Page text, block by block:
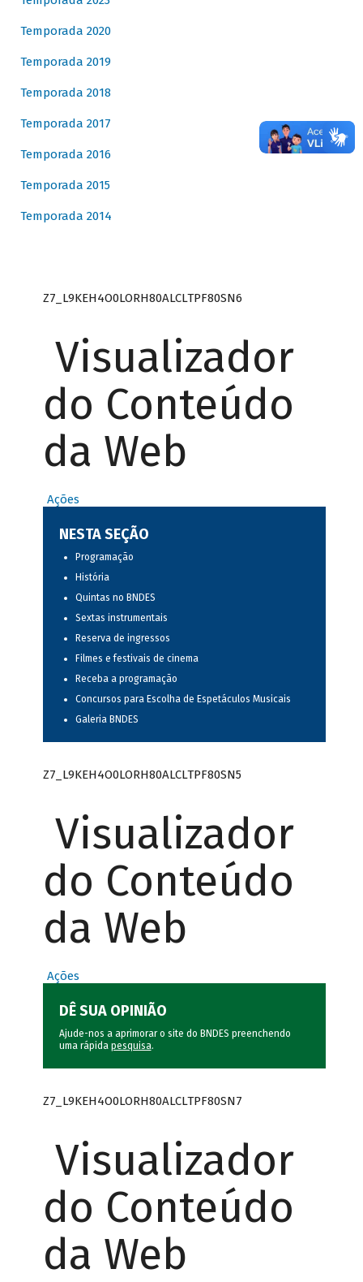
Temporada 2020
Temporada 2019
Temporada 2018
Temporada 2017
Temporada 2016
Temporada 2015
Temporada 2014
Z7_L9KEH4O0LORH80ALCLTPF80SN6
Visualizador
do Conteúdo
da Web
Ações
NESTA SEÇÃO
Programação
História
Quintas no BNDES
Sextas instrumentais
Reserva de ingressos
Filmes e festivais de cinema
Receba a programação
Concursos para Escolha de Espetáculos Musicais
Galeria BNDES
Z7_L9KEH4O0LORH80ALCLTPF80SN5
Visualizador
do Conteúdo
da Web
Ações
DÊ SUA OPINIÃO
Ajude-nos a aprimorar o site do BNDES preenchendo
uma rápida pesquisa.
Z7_L9KEH4O0LORH80ALCLTPF80SN7
Visualizador
do Conteúdo
da Web